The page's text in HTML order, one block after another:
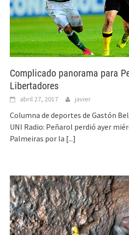
Complicado panorama para
Libertadores
abril 27, 2017 javier
Columna de deportes de Gastón
UNI Radio: Peñarol perdió ayer
Palmeiras por la [...]